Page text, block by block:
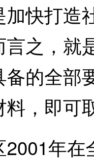
快打造
之，就
的全部
，即可
年在